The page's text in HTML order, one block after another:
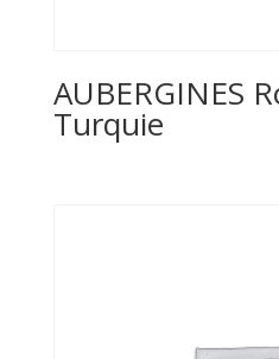
AUBERGINES
Turquie